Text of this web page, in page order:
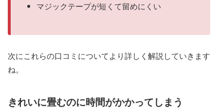
マジックテープが短くて留めにくい
次にこれらの口コミについてより詳しく解説していきます
ね。
きれいに畳むのに時間がかかってしまう